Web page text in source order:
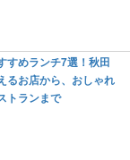
すめランチ7選！秋田
るお店から、おしゃれ
トランまで